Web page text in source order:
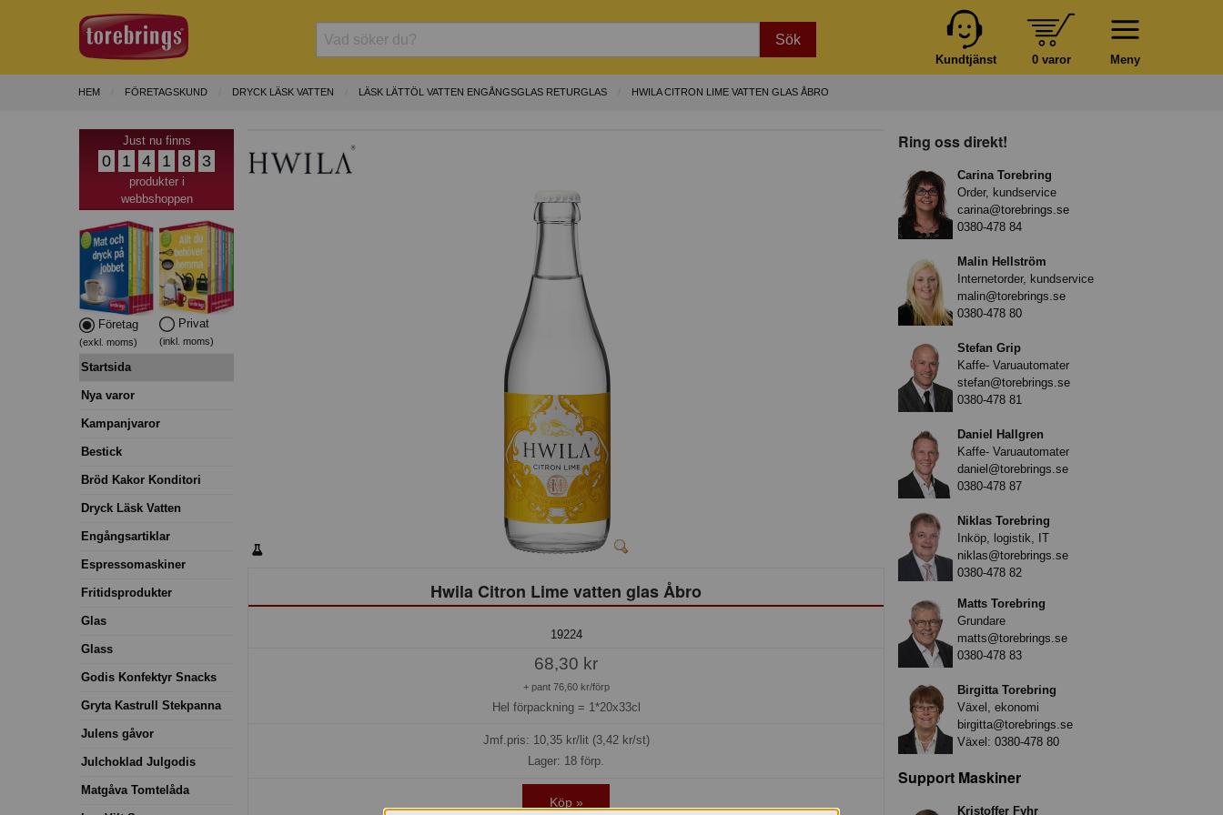
Sök
Meny
0 varor
Kundtjänst
HEM FÖRETAGSKUND DRYCK LÄSK VATTEN LÄSK LÄTTÖL VATTEN ENGÅNGSGLAS RETURGLAS HWILA CITRON LIME VATTEN GLAS ÅBRO
Just nu finns
0 1 4 1 8 3
produkter i
webbshoppen
Företag
(exkl. moms)
Privat
(inkl. moms)
Startsida
Nya varor
Kampanjvaror
Bestick
Bröd Kakor Konditori
Dryck Läsk Vatten
Engångsartiklar
Espressomaskiner
Fritidsprodukter
Glas
Glass
Godis Konfektyr Snacks
Gryta Kastrull Stekpanna
Julens gåvor
Julchoklad Julgodis
Matgåva Tomtelåda
Hwila Citron Lime vatten glas Åbro
19224
68,30 kr
+ pant 76,60 kr/förp
Hel förpackning = 1*20x33cl
Jmf.pris: 10,35kr/lit (3,42 kr/st)
Lager: 18 förp.
Köp »
Ring oss direkt!
Carina Torebring
Order, kundservice
carina@torebrings.se
0380-478 84
Malin Hellström
Internetorder, kundservice
malin@torebrings.se
0380-478 80
Stefan Grip
Kaffe- Varuautomater
stefan@torebrings.se
0380-478 81
Daniel Hallgren
Kaffe- Varuautomater
daniel@torebrings.se
0380-478 87
Niklas Torebring
Inköp, logistik, IT
niklas@torebrings.se
0380-478 82
Matts Torebring
Grundare
matts@torebrings.se
0380-478 83
Birgitta Torebring
Växel, ekonomi
birgitta@torebrings.se
Växel: 0380-478 80
Support Maskiner
Kristoffer Fyhr